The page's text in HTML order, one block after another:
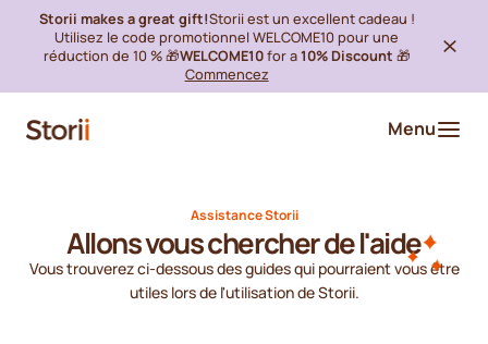
Storii makes a great gift!Storii est un excellent cadeau !
Utilisez le code promotionnel WELCOME10 pour une
réduction de 10 % 🎁WELCOME10for a10% Discount 🎁
Commencez
Menu
Assistance Storii
Allons vous chercher de l'aide
Vous trouverez ci-dessous des guides qui pourraient vous être
utiles lors de l'utilisation de Storii.